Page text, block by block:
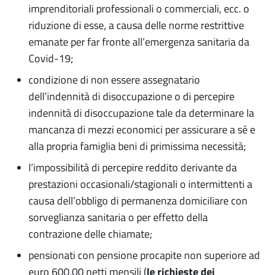
imprenditoriali professionali o commerciali, ecc. o
riduzione di esse, a causa delle norme restrittive
emanate per far fronte all’emergenza sanitaria da
Covid-19;
condizione di non essere assegnatario
dell’indennità di disoccupazione o di percepire
indennità di disoccupazione tale da determinare la
mancanza di mezzi economici per assicurare a sé e
alla propria famiglia beni di primissima necessità;
l’impossibilità di percepire reddito derivante da
prestazioni occasionali/stagionali o intermittenti a
causa dell’obbligo di permanenza domiciliare con
sorveglianza sanitaria o per effetto della
contrazione delle chiamate;
pensionati con pensione procapite non superiore ad
euro 600,00 netti mensili (le richieste dei